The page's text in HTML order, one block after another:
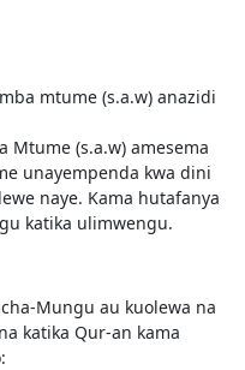
mtume (s.a.w) anazidi
Mtume (s.a.w) amesema
unayempenda kwa dini
naye. Kama hutafanya
katika ulimwengu.
Mungu au kuolewa na
katika Qur-an kama